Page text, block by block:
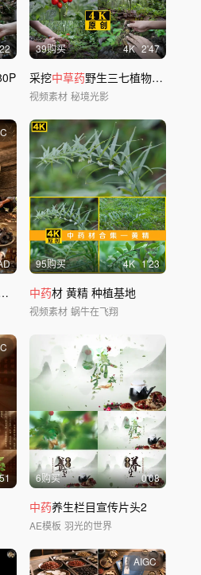
39购买 4K 2'47
采挖中草药野生三七植物特写
视频素材 秘境光影
草药特写素材
95购买 4K 1'23
中药材 黄精 种植基地
视频素材 蜗牛在飞翔
6购买 0'08
中药养生栏目宣传片头2
AE模板 羽光的世界
AIGC